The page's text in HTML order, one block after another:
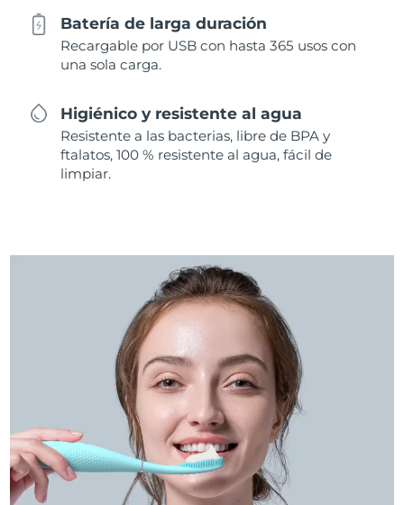
Batería de larga duración
Recargable por USB con hasta 365 usos con
una sola carga.
Higiénico y resistente al agua
Resistente a las bacterias, libre de BPA y
ftalatos, 100 % resistente al agua, fácil de
limpiar.